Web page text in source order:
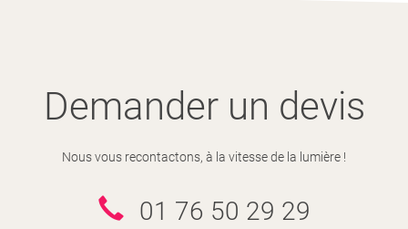
Demander un devis
Nous vous recontactons, à la vitesse de la lumière !
01 76 50 29 29